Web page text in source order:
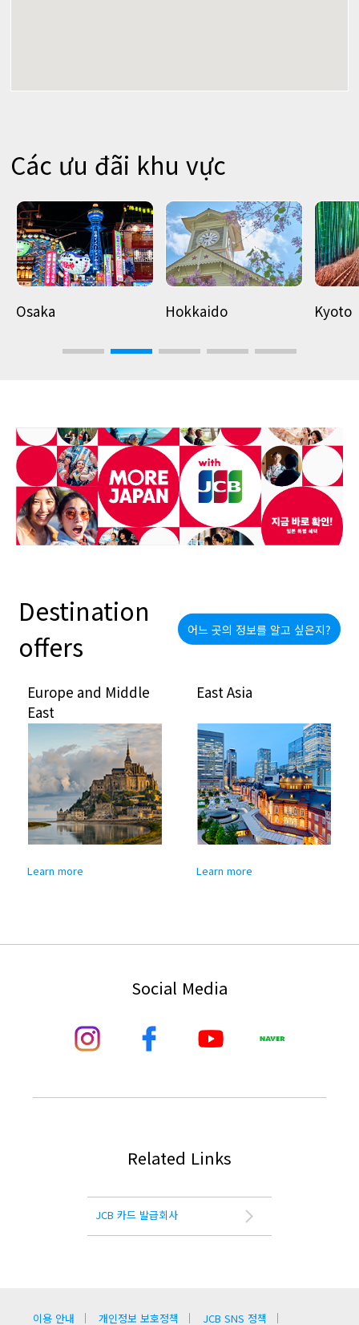
Các ưu đãi khu vực
Osaka Hokkaido Kyoto
4 5
Destination
offers
어느 곳의 정보를 알고 싶은지?
Europe and Middle
East
Learn more
East Asia
Learn more
Social Media
Related Links
JCB 카드 발급회사
이용 안내 개인정보 보호정책 JCB SNS 정책